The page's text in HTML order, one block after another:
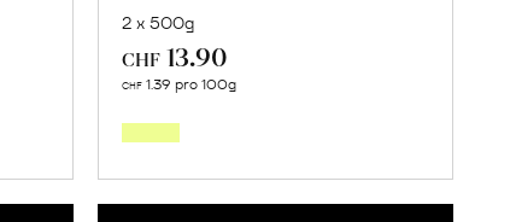
2 x 500g
CHF 13.90
CHF 1.39 pro 100g